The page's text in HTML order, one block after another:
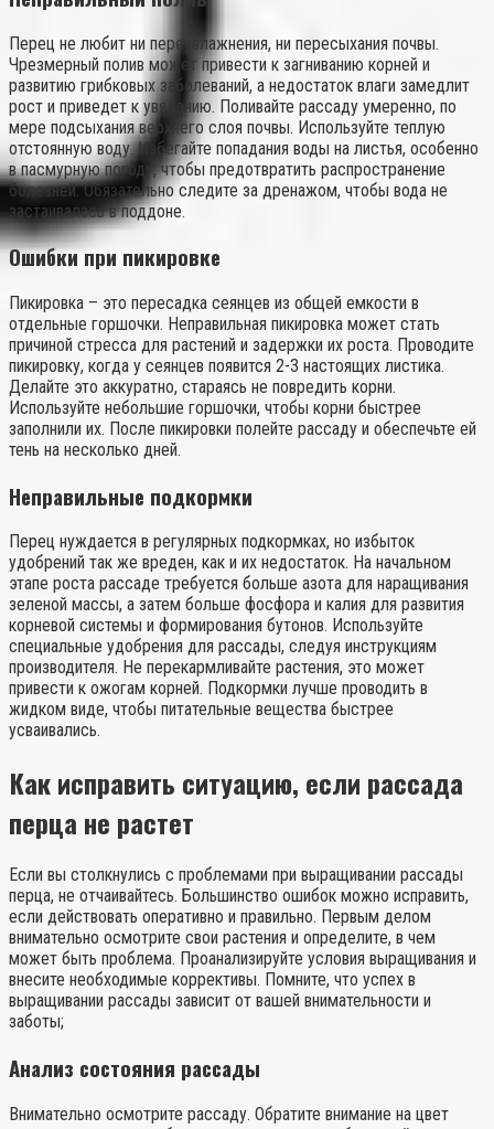
Перец не любит ни переувлажнения, ни пересыхания почвы.
Чрезмерный полив может привести к загниванию корней и
развитию грибковых заболеваний, а недостаток влаги замедлит
рост и приведет к увяданию. Поливайте рассаду умеренно, по
мере подсыхания верхнего слоя почвы. Используйте теплую
отстоянную воду. Избегайте попадания воды на листья, особенно
в пасмурную погоду, чтобы предотвратить распространение
болезней. Обязательно следите за дренажом, чтобы вода не
застаивалась в поддоне.
Ошибки при пикировке
Пикировка – это пересадка сеянцев из общей емкости в
отдельные горшочки. Неправильная пикировка может стать
причиной стресса для растений и задержки их роста. Проводите
пикировку, когда у сеянцев появится 2-3 настоящих листика.
Делайте это аккуратно, стараясь не повредить корни.
Используйте небольшие горшочки, чтобы корни быстрее
заполнили их. После пикировки полейте рассаду и обеспечьте ей
тень на несколько дней.
Неправильные подкормки
Перец нуждается в регулярных подкормках, но избыток
удобрений так же вреден, как и их недостаток. На начальном
этапе роста рассаде требуется больше азота для наращивания
зеленой массы, а затем больше фосфора и калия для развития
корневой системы и формирования бутонов. Используйте
специальные удобрения для рассады, следуя инструкциям
производителя. Не перекармливайте растения, это может
привести к ожогам корней. Подкормки лучше проводить в
жидком виде, чтобы питательные вещества быстрее
усваивались.
Как исправить ситуацию, если рассада
перца не растет
Если вы столкнулись с проблемами при выращивании рассады
перца, не отчаивайтесь. Большинство ошибок можно исправить,
если действовать оперативно и правильно. Первым делом
внимательно осмотрите свои растения и определите, в чем
может быть проблема. Проанализируйте условия выращивания и
внесите необходимые коррективы. Помните, что успех в
выращивании рассады зависит от вашей внимательности и
заботы;
Анализ состояния рассады
Внимательно осмотрите рассаду. Обратите внимание на цвет